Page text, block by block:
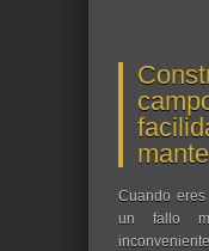
Cuando eres
un fallo